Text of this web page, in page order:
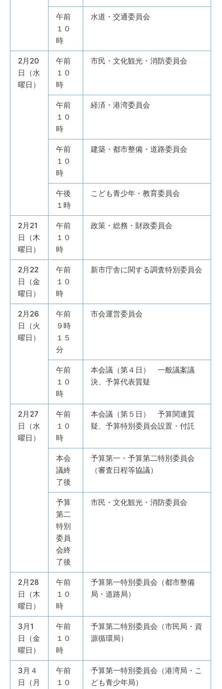
午前
１０
時
水道・交通委員会
2月20
日（水
曜日）
午前
１０
時
市民・文化観光・消防委員会
午前
１０
時
経済・港湾委員会
午前
１０
時
建築・都市整備・道路委員会
午後
１時
こども青少年・教育委員会
2月21
日（木
曜日）
午前
１０
時
政策・総務・財政委員会
2月22
日（金
曜日）
午前
１０
時
新市庁舎に関する調査特別委員会
2月26
日（火
曜日）
午前
９時
１５
分
市会運営委員会
午前
１０
時
本会議（第４日） 一般議案議
決、予算代表質疑
2月27
日（水
曜日）
午前
１０
時
本会議（第５日） 予算関連質
疑、予算特別委員会設置・付託
本会
議終
了後
予算第一・予算第二特別委員会
（審査日程等協議）
予算
第二
特別
委員
会終
了後
市民・文化観光・消防委員会
2月28
日（木
曜日）
午前
１０
時
予算第一特別委員会（都市整備
局・道路局）
3月1
日（金
曜日）
午前
１０
時
予算第二特別委員会（市民局・資
源循環局）
3月４
日（月
午前
１０
予算第一特別委員会（港湾局・こ
ども青少年局）